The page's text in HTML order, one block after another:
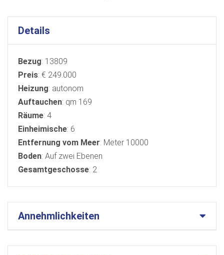
Details
Bezug: 13809
Preis: € 249.000
Heizung: autonom
Auftauchen: qm 169
Räume: 4
Einheimische: 6
Entfernung vom Meer: Meter 10000
Boden: Auf zwei Ebenen
Gesamtgeschosse: 2
Annehmlichkeiten